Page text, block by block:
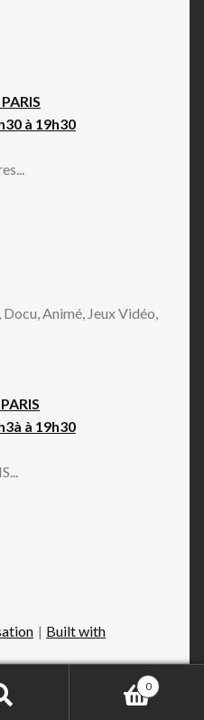
à 19h30
Animé, Jeux Vidéo,
à 19h30
Built with
0